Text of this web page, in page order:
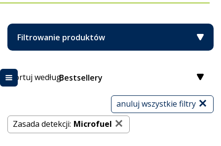
Filtrowanie produktów
Sortuj według:Bestsellery
anuluj wszystkie filtry
Zasada detekcji: Microfuel